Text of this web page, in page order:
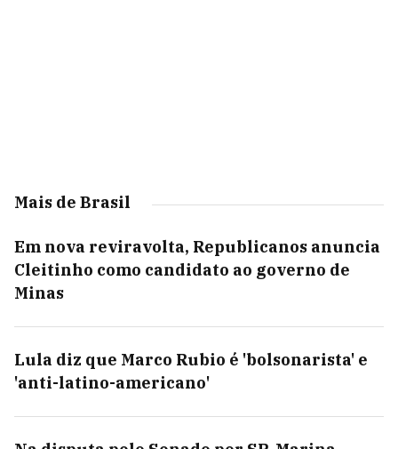
Mais de Brasil
Em nova reviravolta, Republicanos anuncia
Cleitinho como candidato ao governo de
Minas
Lula diz que Marco Rubio é 'bolsonarista' e
'anti-latino-americano'